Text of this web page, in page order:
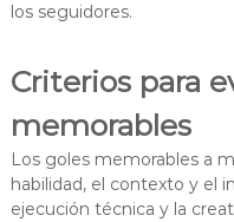
los seguidores.
Criterios para
memorables
Los goles memorables a
habilidad, el contexto y el
ejecución técnica y la